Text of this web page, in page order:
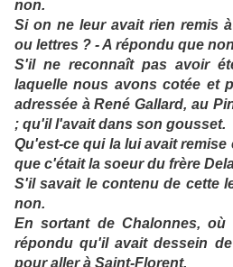
non.
Si on ne leur avait rien remis
ou lettres ? - A répondu que
S'il ne reconnaît pas avoir
laquelle nous avons cotée et
adressée à René Gallard, au
; qu'il l'avait dans son gousset.
Qu'est-ce qui la lui avait remise
que c'était la soeur du frère
S'il savait le contenu de cette
non.
En sortant de Chalonnes,
répondu qu'il avait dessein
pour aller à Saint-Florent.